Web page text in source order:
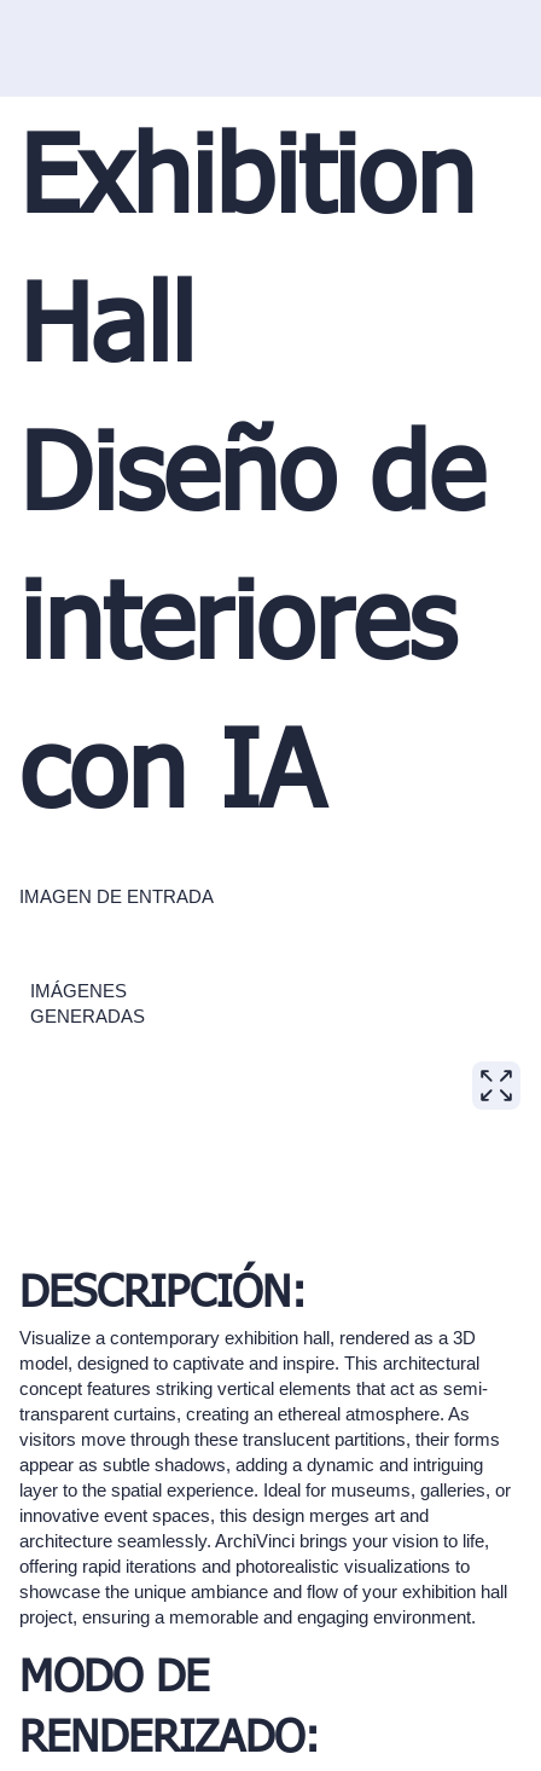
Exhibition
Hall
Diseño de
interiores
con IA
IMAGEN DE ENTRADA
IMÁGENES
GENERADAS
DESCRIPCIÓN:
Visualize a contemporary exhibition hall, rendered as a 3D
model, designed to captivate and inspire. This architectural
concept features striking vertical elements that act as semi-
transparent curtains, creating an ethereal atmosphere. As
visitors move through these translucent partitions, their forms
appear as subtle shadows, adding a dynamic and intriguing
layer to the spatial experience. Ideal for museums, galleries, or
innovative event spaces, this design merges art and
architecture seamlessly. ArchiVinci brings your vision to life,
offering rapid iterations and photorealistic visualizations to
showcase the unique ambiance and flow of your exhibition hall
project, ensuring a memorable and engaging environment.
MODO DE
RENDERIZADO: